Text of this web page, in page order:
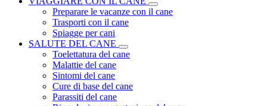
Preparare le vacanze con il cane
Trasporti con il cane
Spiagge per cani
SALUTE DEL CANE
Toelettatura del cane
Malattie del cane
Sintomi del cane
Cure di base del cane
Parassiti del cane